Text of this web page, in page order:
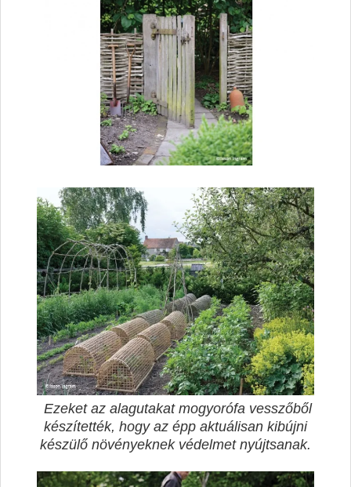
Ezeket az alagutakat mogyorófa vesszőből
készítették, hogy az épp aktuálisan kibújni
készülő növényeknek védelmet nyújtsanak.